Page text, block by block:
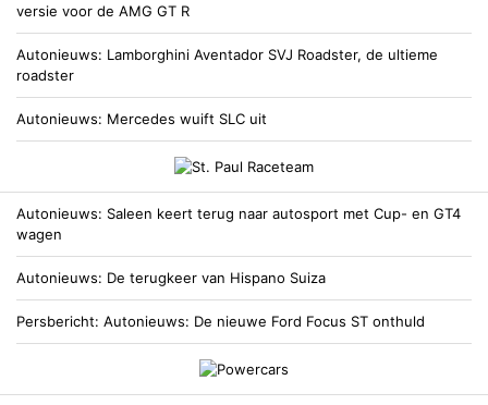
versie voor de AMG GT R
Autonieuws
Lamborghini Aventador SVJ Roadster, de ultieme
roadster
Autonieuws Mercedes wuift SLC uit
Autonieuws
Saleen keert terug naar autosport met Cup- en GT4
wagen
Autonieuws De terugkeer van Hispano Suiza
Persbericht Autonieuws De nieuwe Ford Focus ST onthuld